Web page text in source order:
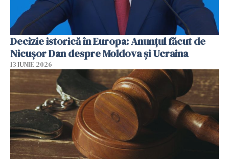
Decizie istorică în Europa: Anunțul făcut de
Nicușor Dan despre Moldova și Ucraina
13 IUNIE 2026